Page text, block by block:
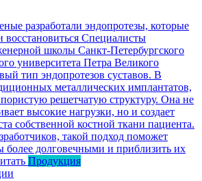
разработали эндопротезы, которые
Специалисты
школы Санкт-Петербургского
университета Петра Великого
тип эндопротезов суставов. В
металлических имплантатов,
решетчатую структуру. Она не
высокие нагрузки, но и создает
собственной костной ткани пациента.
такой подход поможет
более долговечными и приблизить их
Продукция